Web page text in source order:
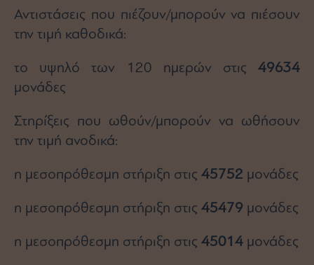
Αντιστάσεις που πιέζουν/μπορούν να πιέσουν
την τιμή καθοδικά:
το υψηλό των 120 ημερών στις 49634
μονάδες
Στηρίξεις που ωθούν/μπορούν να ωθήσουν
την τιμή ανοδικά:
η μεσοπρόθεσμη στήριξη στις 45752 μονάδες
η μεσοπρόθεσμη στήριξη στις 45479 μονάδες
η μεσοπρόθεσμη στήριξη στις 45014 μονάδες